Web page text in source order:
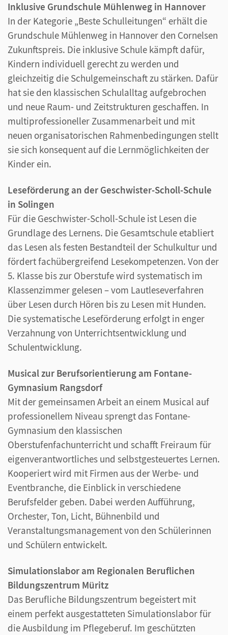
Inklusive Grundschule Mühlenweg in Hannover
In der Kategorie „Beste Schulleitungen“ erhält die
Grundschule Mühlenweg in Hannover den Cornelsen
Zukunftspreis. Die inklusive Schule kämpft dafür,
Kindern individuell gerecht zu werden und
gleichzeitig die Schulgemeinschaft zu stärken. Dafür
hat sie den klassischen Schulalltag aufgebrochen
und neue Raum- und Zeitstrukturen geschaffen. In
multiprofessioneller Zusammenarbeit und mit
neuen organisatorischen Rahmenbedingungen stellt
sie sich konsequent auf die Lernmöglichkeiten der
Kinder ein.
Leseförderung an der Geschwister-Scholl-Schule
in Solingen
Für die Geschwister-Scholl-Schule ist Lesen die
Grundlage des Lernens. Die Gesamtschule etabliert
das Lesen als festen Bestandteil der Schulkultur und
fördert fachübergreifend Lesekompetenzen. Von der
5. Klasse bis zur Oberstufe wird systematisch im
Klassenzimmer gelesen – vom Lautleseverfahren
über Lesen durch Hören bis zu Lesen mit Hunden.
Die systematische Leseförderung erfolgt in enger
Verzahnung von Unterrichtsentwicklung und
Schulentwicklung.
Musical zur Berufsorientierung am Fontane-
Gymnasium Rangsdorf
Mit der gemeinsamen Arbeit an einem Musical auf
professionellem Niveau sprengt das Fontane-
Gymnasium den klassischen
Oberstufenfachunterricht und schafft Freiraum für
eigenverantwortliches und selbstgesteuertes Lernen.
Kooperiert wird mit Firmen aus der Werbe- und
Eventbranche, die Einblick in verschiedene
Berufsfelder geben. Dabei werden Aufführung,
Orchester, Ton, Licht, Bühnenbild und
Veranstaltungsmanagement von den Schülerinnen
und Schülern entwickelt.
Simulationslabor am Regionalen Beruflichen
Bildungszentrum Müritz
Das Berufliche Bildungszentrum begeistert mit
einem perfekt ausgestatteten Simulationslabor für
die Ausbildung im Pflegeberuf. Im geschützten